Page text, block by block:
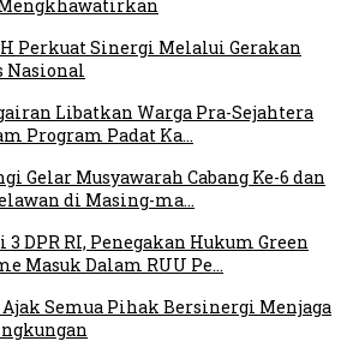
Perkuat Sinergi Melalui Gerakan
Nasional
Libatkan Warga Pra-Sejahtera
Program Padat Ka…
Gelar Musyawarah Cabang Ke-6 dan
di Masing-ma…
DPR RI, Penegakan Hukum Green
Masuk Dalam RUU Pe…
Semua Pihak Bersinergi Menjaga